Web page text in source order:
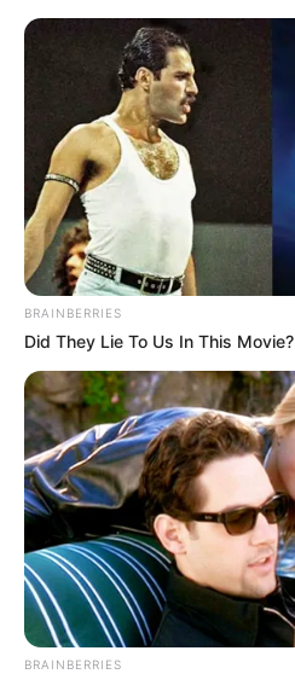
INSPIRASI
SERIES
NGAKAK
QUOTES
BRAINBERRIES
Did They Lie To Us In This Movie?
BRAINBERRIES